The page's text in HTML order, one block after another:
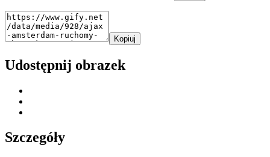
Kopiuj
Udostępnij obrazek
Szczegóły